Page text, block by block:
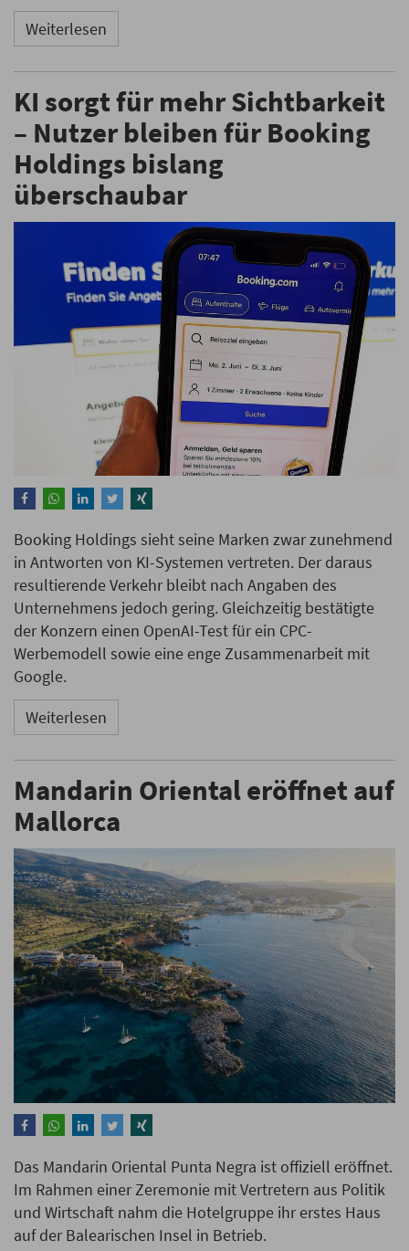
Weiterlesen
KI sorgt für mehr Sichtbarkeit
– Nutzer bleiben für Booking
Holdings bislang
überschaubar
Booking Holdings sieht seine Marken zwar zunehmend
in Antworten von KI-Systemen vertreten. Der daraus
resultierende Verkehr bleibt nach Angaben des
Unternehmens jedoch gering. Gleichzeitig bestätigte
der Konzern einen OpenAI-Test für ein CPC-
Werbemodell sowie eine enge Zusammenarbeit mit
Google.
Weiterlesen
Mandarin Oriental eröffnet auf
Mallorca
Das Mandarin Oriental Punta Negra ist offiziell eröffnet.
Im Rahmen einer Zeremonie mit Vertretern aus Politik
und Wirtschaft nahm die Hotelgruppe ihr erstes Haus
auf der Balearischen Insel in Betrieb.